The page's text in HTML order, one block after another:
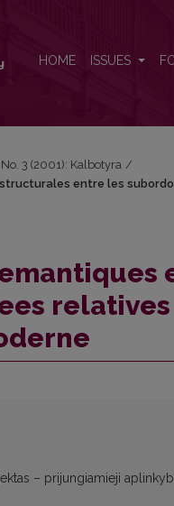
HOME ISSUES
3 (2001): Kalbotyra /
entre les
– prijungiamieji